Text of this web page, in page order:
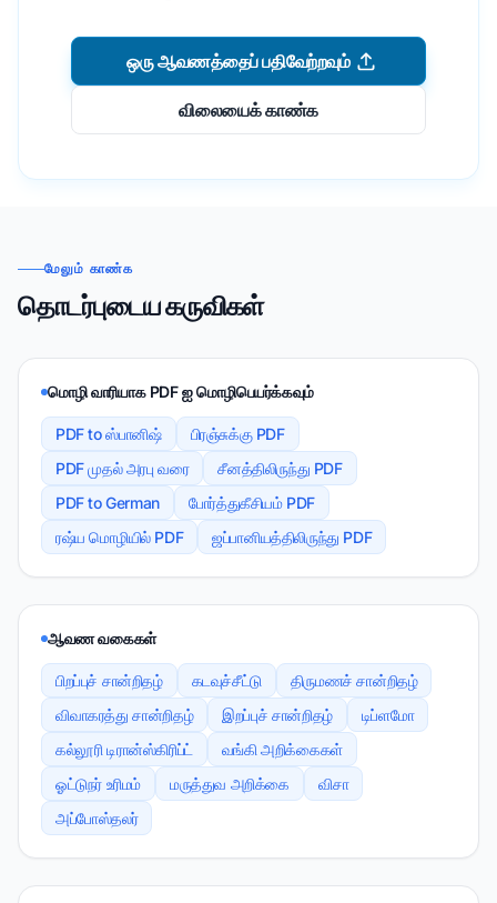
ஒரு ஆவணத்தைப் பதிவேற்றவும்
விலையைக் காண்க
மேலும் காண்க
தொடர்புடைய கருவிகள்
மொழி வாரியாக PDF ஐ மொழிபெயர்க்கவும்
PDF to ஸ்பானிஷ்
பிரஞ்சுக்கு PDF
PDF முதல் அரபு வரை
சீனத்திலிருந்து PDF
PDF to German
போர்த்துகீசியம் PDF
ரஷ்ய மொழியில் PDF
ஜப்பானியத்திலிருந்து PDF
ஆவண வகைகள்
பிறப்புச் சான்றிதழ் கடவுச்சீட்டு
திருமணச் சான்றிதழ்
விவாகரத்து சான்றிதழ்
இறப்புச் சான்றிதழ்
டிப்ளமோ
கல்லூரி டிரான்ஸ்கிரிப்ட்
வங்கி அறிக்கைகள்
ஓட்டுநர் உரிமம்
மருத்துவ அறிக்கை
விசா
அப்போஸ்தலர்